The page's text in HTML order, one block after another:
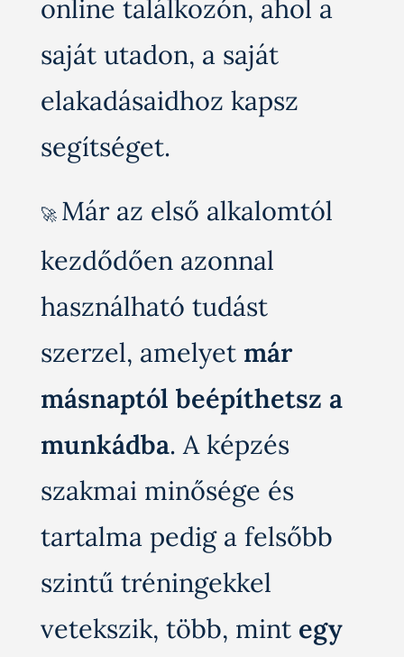
online találkozón, ahol a
saját utadon, a saját
elakadásaidhoz kapsz
segítséget.
🚀 Már az első alkalomtól
kezdődően azonnal
használható tudást
szerzel, amelyet már
másnaptól beépíthetsz a
munkádba. A képzés
szakmai minősége és
tartalma pedig a felsőbb
szintű tréningekkel
vetekszik, több, mint egy